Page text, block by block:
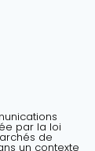
par la loi
de
un contexte